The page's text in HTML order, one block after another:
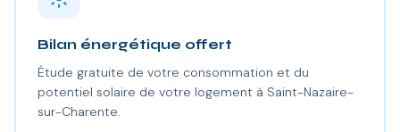
Bilan énergétique offert
Étude gratuite de votre consommation et du
potentiel solaire de votre logement à Saint-Nazaire-
sur-Charente.